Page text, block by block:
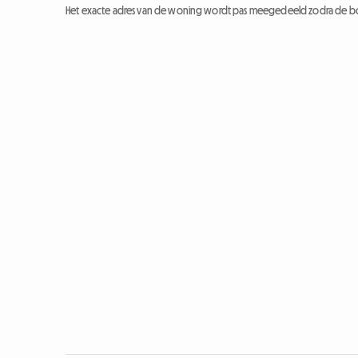
Het exacte adres van de woning wordt pas meegedeeld zodra de